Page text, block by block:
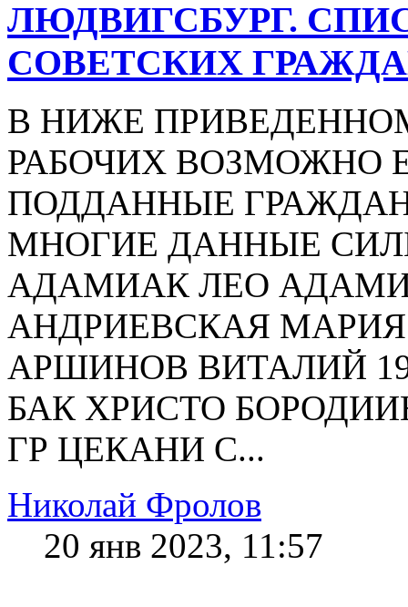
ЛЮДВИГСБУРГ.
СОВЕТСКИХ
В НИЖЕ
РАБОЧИХ ВОЗМОЖНО
ПОДДАННЫЕ
МНОГИЕ ДАННЫЕ
АДАМИАК ЛЕО
АНДРИЕВСКАЯ
АРШИНОВ ВИТАЛИЙ
БАК ХРИСТО
ГР ЦЕКАНИ С...
Николай Фролов
20 янв 2023, 11:57